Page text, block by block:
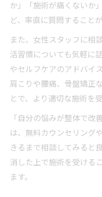
か」「施術が痛くないか
ど、率直に質問すること
また、女性スタッフに相
活習慣についても気軽に
やセルフケアのアドバイ
肩こりや腰痛、骨盤矯正
とで、より適切な施術を
「自分の悩みが整体で
は、無料カウンセリング
きるまで相談してみると
消した上で施術を受ける
ます。